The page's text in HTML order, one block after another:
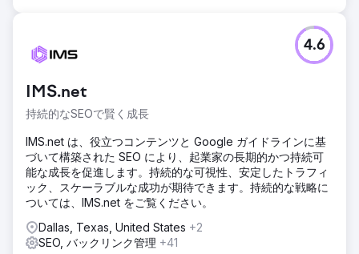
IMS.net
持続的なSEOで賢く成長
4.6
IMS.net は、役立つコンテンツと Google ガイドラインに基
づいて構築された SEO により、起業家の長期的かつ持続可
能な成長を促進します。持続的な可視性、安定したトラフィ
ック、スケーラブルな成功が期待できます。持続的な戦略に
ついては、IMS.net をご覧ください。
Dallas, Texas, United States +2
SEO, バックリンク管理 +41